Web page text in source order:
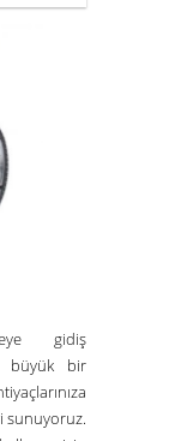
gidiş
bir
sunuyoruz.